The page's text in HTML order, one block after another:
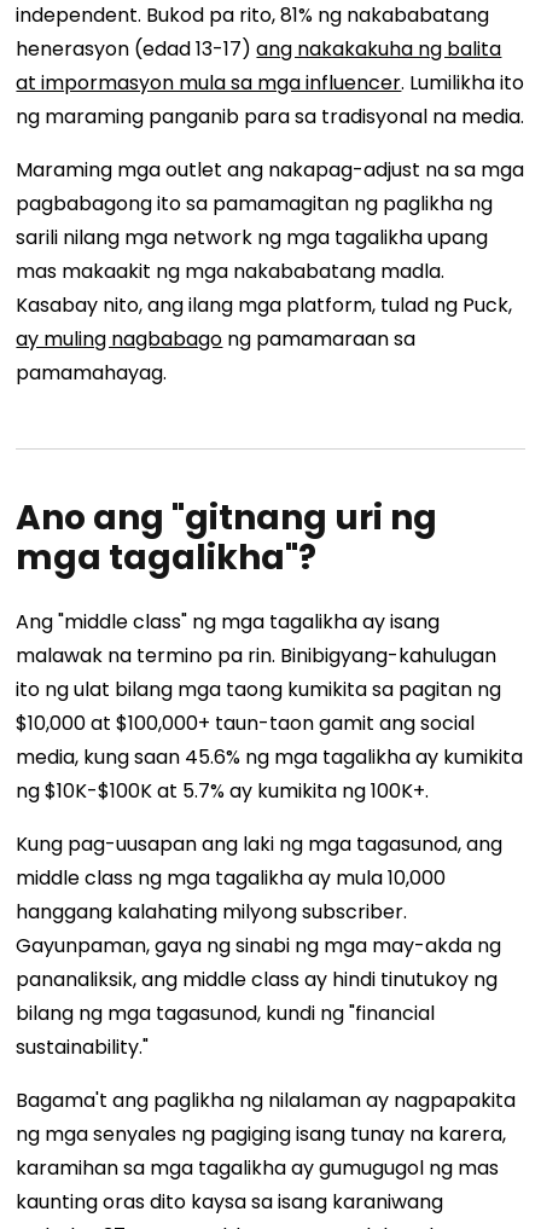
independent. Bukod pa rito, 81% ng nakababatang
henerasyon (edad 13-17)ang nakakakuha ng balita
at impormasyon mula sa mga influencer. Lumilikha ito
ng maraming panganib para sa tradisyonal na media.
Maraming mga outlet ang nakapag-adjust na sa mga
pagbabagong ito sa pamamagitan ng paglikha ng
sarili nilang mga network ng mga tagalikha upang
mas makaakit ng mga nakababatang madla.
Kasabay nito, ang ilang mga platform, tulad ng Puck,
ay muling nagbabago ng pamamaraan sa
pamamahayag.
Ano ang "gitnang uri ng
mga tagalikha"?
Ang "middle class" ng mga tagalikha ay isang
malawak na termino pa rin. Binibigyang-kahulugan
ito ng ulat bilang mga taong kumikita sa pagitan ng
$10,000 at $100,000+ taun-taon gamit ang social
media, kung saan 45.6% ng mga tagalikha ay kumikita
ng $10K-$100K at 5.7% ay kumikita ng 100K+.
Kung pag-uusapan ang laki ng mga tagasunod, ang
middle class ng mga tagalikha ay mula 10,000
hanggang kalahating milyong subscriber.
Gayunpaman, gaya ng sinabi ng mga may-akda ng
pananaliksik, ang middle class ay hindi tinutukoy ng
bilang ng mga tagasunod, kundi ng "financial
sustainability."
Bagama't ang paglikha ng nilalaman ay nagpapakita
ng mga senyales ng pagiging isang tunay na karera,
karamihan sa mga tagalikha ay gumugugol ng mas
kaunting oras dito kaysa sa isang karaniwang